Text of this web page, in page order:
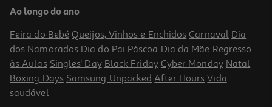
Ao longo do ano
Feira do Bebé Queijos, Vinhos e Enchidos Carnaval Dia
dos Namorados Dia do Pai Páscoa Dia da Mãe Regresso
às Aulas Singles' Day Black Friday Cyber Monday Natal
Boxing Days Samsung Unpacked After Hours Vida
saudável